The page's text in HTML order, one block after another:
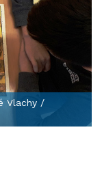
Vlachy /